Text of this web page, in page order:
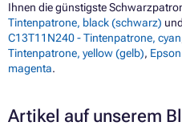
Ihnen die günstigste
Tintenpatrone, black (schwarz)
C13T11N240 - Tintenpatrone, cyan
Tintenpatrone, yellow (gelb),
magenta.
Artikel auf unserem